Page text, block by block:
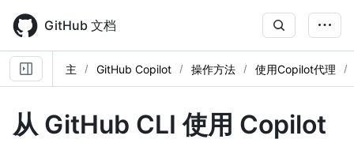
main
content
GitHub 文档
主 GitHub Copilot 操作方法 使用Copilot代理
从 GitHub CLI 使用 Copilot